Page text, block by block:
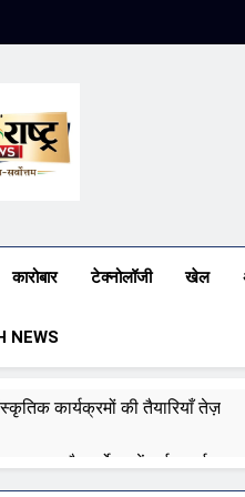
कारोबार टेक्नोलॉजी खेल
NEWS
कार्यक्रमों की तैयारियाँ तेज़
भारत और पूर्वोत्तर में हाई अलर्ट